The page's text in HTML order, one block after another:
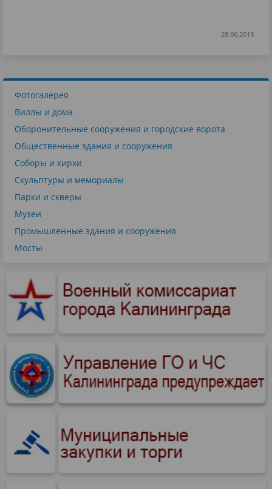
28.06.2019
Фотогалерея
Виллы и дома
Оборонительные сооружения и городские ворота
Общественные здания и сооружения
Соборы и кирхи
Скульптуры и мемориалы
Парки и скверы
Музеи
Промышленные здания и сооружения
Мосты